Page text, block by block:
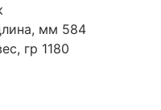
мм 584
гр 1180